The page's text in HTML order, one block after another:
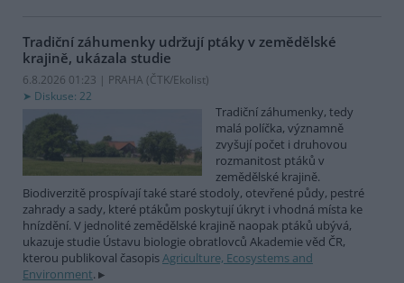
Tradiční záhumenky udržují ptáky v zemědělské
krajině, ukázala studie
6.8.2026 01:23 | PRAHA (ČTK/Ekolist)
Diskuse: 22
Tradiční záhumenky, tedy
malá políčka, významně
zvyšují počet i druhovou
rozmanitost ptáků v
zemědělské krajině.
Biodiverzitě prospívají také staré stodoly, otevřené půdy, pestré
zahrady a sady, které ptákům poskytují úkryt i vhodná místa ke
hnízdění. V jednolité zemědělské krajině naopak ptáků ubývá,
ukazuje studie Ústavu biologie obratlovců Akademie věd ČR,
kterou publikoval časopisAgriculture, Ecosystems and
Environment.